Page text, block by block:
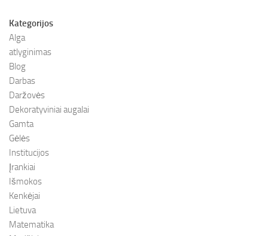
Kategorijos
Alga
atlyginimas
Blog
Darbas
Daržovės
Dekoratyviniai augalai
Gamta
Gėlės
Institucijos
Įrankiai
Išmokos
Kenkėjai
Lietuva
Matematika